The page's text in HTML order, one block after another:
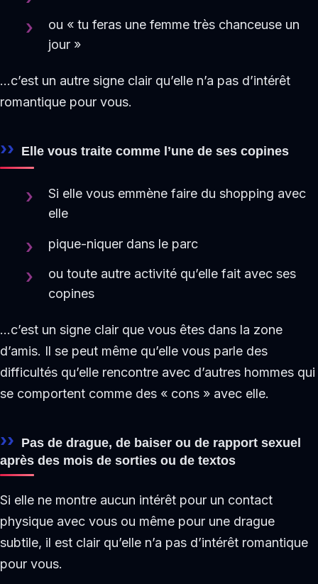
ou « tu feras une femme très chanceuse un
jour »
…c’est un autre signe clair qu’elle n’a pas d’intérêt
romantique pour vous.
Elle vous traite comme l’une de ses copines
Si elle vous emmène faire du shopping avec
elle
pique-niquer dans le parc
ou toute autre activité qu’elle fait avec ses
copines
…c’est un signe clair que vous êtes dans la zone
d’amis. Il se peut même qu’elle vous parle des
difficultés qu’elle rencontre avec d’autres hommes qui
se comportent comme des « cons » avec elle.
Pas de drague, de baiser ou de rapport sexuel
après des mois de sorties ou de textos
Si elle ne montre aucun intérêt pour un contact
physique avec vous ou même pour une drague
subtile, il est clair qu’elle n’a pas d’intérêt romantique
pour vous.